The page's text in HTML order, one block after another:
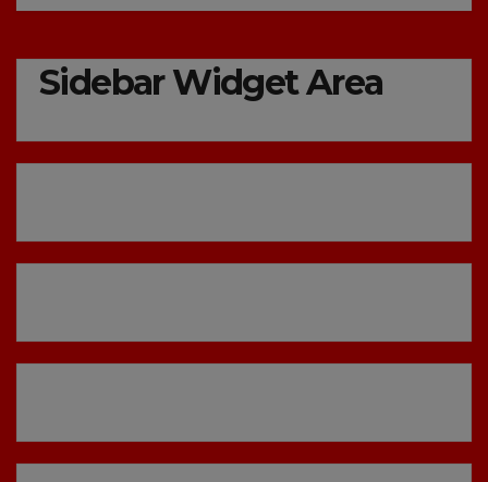
Sidebar Widget Area